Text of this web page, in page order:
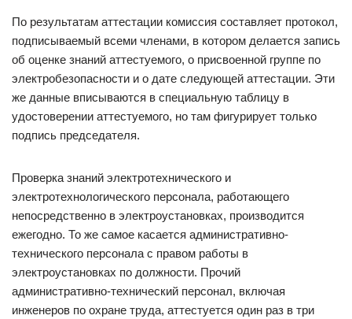
По результатам аттестации комиссия составляет протокол,
подписываемый всеми членами, в котором делается запись
об оценке знаний аттестуемого, о присвоенной группе по
электробезопасности и о дате следующей аттестации. Эти
же данные вписываются в специальную таблицу в
удостоверении аттестуемого, но там фигурирует только
подпись председателя.
Проверка знаний электротехнического и
электротехнологического персонала, работающего
непосредственно в электроустановках, производится
ежегодно. То же самое касается административно-
технического персонала с правом работы в
электроустановках по должности. Прочий
административно-технический персонал, включая
инженеров по охране труда, аттестуется один раз в три